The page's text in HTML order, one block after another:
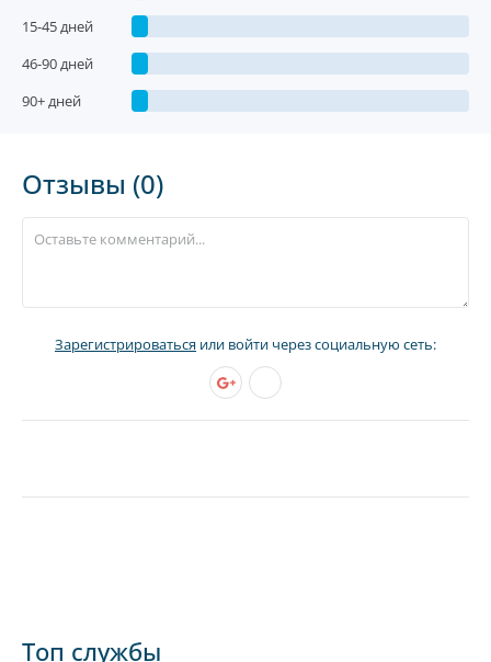
15-45 дней
46-90 дней
90+ дней
Отзывы (0)
Зарегистрироваться или войти через социальную сеть:
Топ службы